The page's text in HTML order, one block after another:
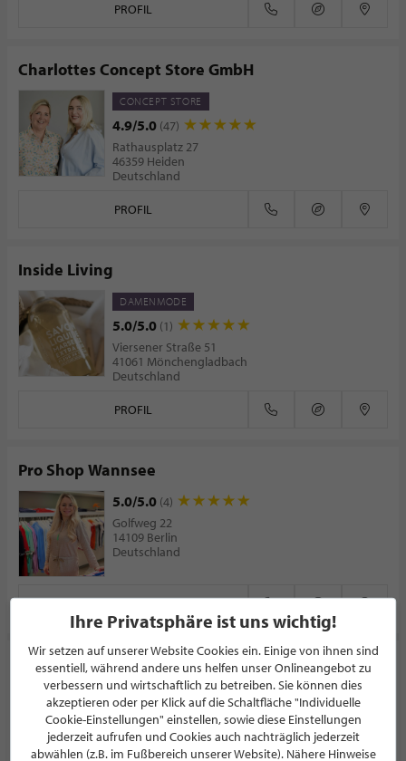
PROFIL
Charlottes Concept Store GmbH
CONCEPT STORE
4.9/5.0 (47)
Rathausplatz 27
46359 Heiden
Deutschland
PROFIL
Inside Living
DAMENMODE
5.0/5.0 (1)
Viersener Straße 51
41061 Mönchengladbach
Deutschland
PROFIL
Pro Shop Wannsee
5.0/5.0 (4)
Golfweg 22
14109 Berlin
Deutschland
PROFIL
VINDUE
DAMENMODE
Schillerplatz 2
66111 Saarbrücken
Deutschland
Ihre Privatsphäre ist uns wichtig!
Wir setzen auf unserer Website Cookies ein. Einige von ihnen sind
essentiell, während andere uns helfen unser Onlineangebot zu
verbessern und wirtschaftlich zu betreiben. Sie können dies
akzeptieren oder per Klick auf die Schaltfläche "Individuelle
Cookie-Einstellungen" einstellen, sowie diese Einstellungen
jederzeit aufrufen und Cookies auch nachträglich jederzeit
abwählen (z.B. im Fußbereich unserer Website). Nähere Hinweise